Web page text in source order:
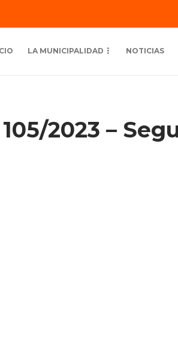
LA MUNICIPALIDAD NOTICIAS
2023 –